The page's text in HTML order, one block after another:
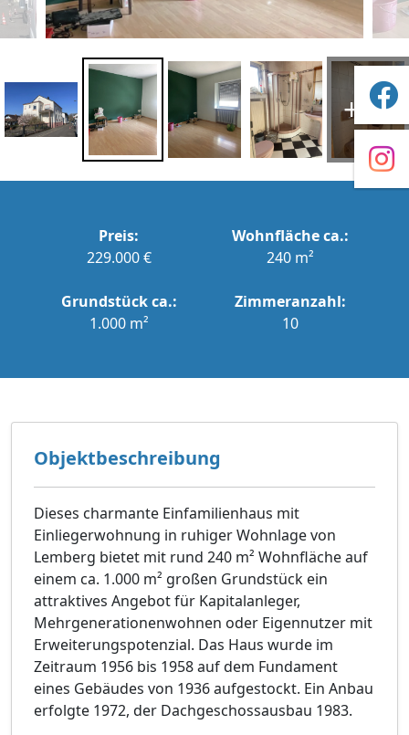
+46
Preis:
229.000 €
Wohnfläche ca.:
240 m²
Grundstück ca.:
1.000 m²
Zimmeranzahl:
10
Objektbeschreibung
Dieses charmante Einfamilienhaus mit
Einliegerwohnung in ruhiger Wohnlage von
Lemberg bietet mit rund 240 m² Wohnfläche auf
einem ca. 1.000 m² großen Grundstück ein
attraktives Angebot für Kapitalanleger,
Mehrgenerationenwohnen oder Eigennutzer mit
Erweiterungspotenzial. Das Haus wurde im
Zeitraum 1956 bis 1958 auf dem Fundament
eines Gebäudes von 1936 aufgestockt. Ein Anbau
erfolgte 1972, der Dachgeschossausbau 1983.